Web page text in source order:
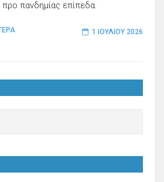
πανδημίας επίπεδα.
1 ΙΟΥΛΊΟΥ 2026